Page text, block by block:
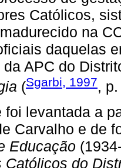
Católicos,
na
daquelas
da APC do
(Sgarbi, 1997,
foi levantada a
Carvalho e de
Educação
Católicos do